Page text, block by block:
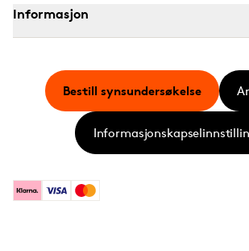
Informasjon
KlarnaVisa Mastercard
Bestill synsundersøkelse